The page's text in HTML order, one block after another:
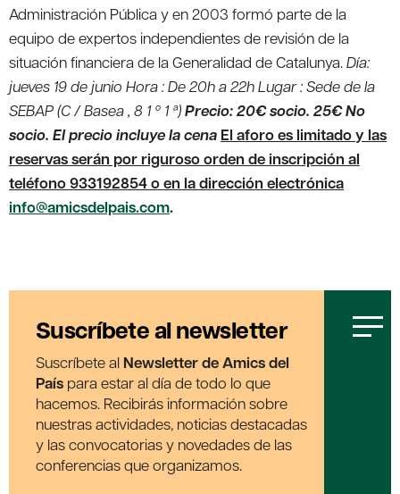
Administración Pública y en 2003 formó parte de la
equipo de expertos independientes de revisión de la
situación financiera de la Generalidad de Catalunya.Día:
jueves 19 ​​de junio Hora : De 20h a 22h Lugar : Sede de la
SEBAP (C / Basea , 8 1 º 1 ª)Precio: 20€ socio. 25€ No
socio. El precio incluye la cena El aforo es limitado y las
reservas serán por riguroso orden de inscripción al
teléfono 933192854 o en la dirección electrónica
info@amicsdelpais.com.
Suscríbete al newsletter
Suscríbete al Newsletter de Amics del
País para estar al día de todo lo que
hacemos. Recibirás información sobre
nuestras actividades, noticias destacadas
y las convocatorias y novedades de las
conferencias que organizamos.